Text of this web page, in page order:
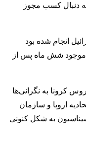
دنبال کسب مجوز
انجام شده بود
موجود شش ماه پس از
کرونا به نگرانی‌ها
اروپا و سازمان
به شکل کنونی